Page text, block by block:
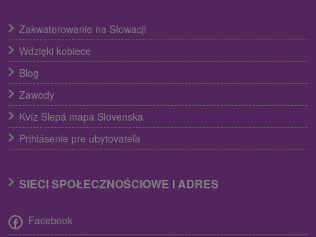
Zakwaterowanie na Słowacji
Wdzięki kobiece
Blog
Zawody
Kvíz Slepá mapa Slovenska
Prihlásenie pre ubytovateľa
SIECI SPOŁECZNOŚCIOWE I ADRES
Facebook